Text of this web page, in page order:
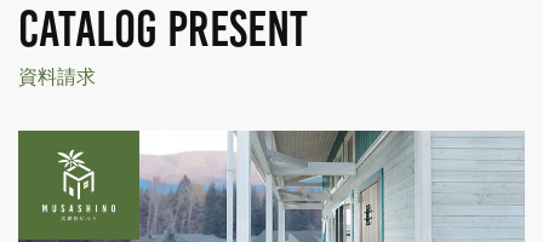
CATALOG PRESENT
資料請求